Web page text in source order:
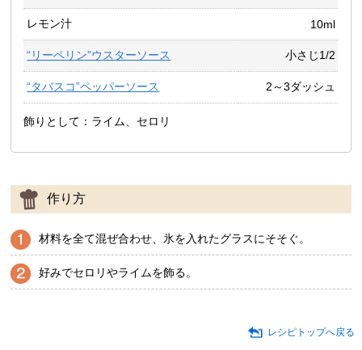
レモン汁 10ml
“リーペリン”ウスターソース 小さじ1/2
“タバスコ”ペッパーソース 2～3ダッシュ
飾りとして：ライム、セロリ
作り方
材料を全て混ぜ合わせ、氷を入れたグラスにそそぐ。
好みでセロリやライムを飾る。
レシピトップへ戻る